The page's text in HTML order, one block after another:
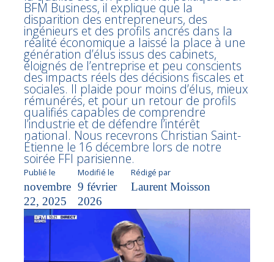
BFM Business, il explique que la
disparition des entrepreneurs, des
ingénieurs et des profils ancrés dans la
réalité économique a laissé la place à une
génération d’élus issus des cabinets,
éloignés de l’entreprise et peu conscients
des impacts réels des décisions fiscales et
sociales. Il plaide pour moins d’élus, mieux
rémunérés, et pour un retour de profils
qualifiés capables de comprendre
l’industrie et de défendre l’intérêt
national. Nous recevrons Christian Saint-
Étienne le 16 décembre lors de notre
soirée FFI parisienne.
Publié le
novembre
22, 2025
Modifié le
9 février
2026
Rédigé par
Laurent Moisson